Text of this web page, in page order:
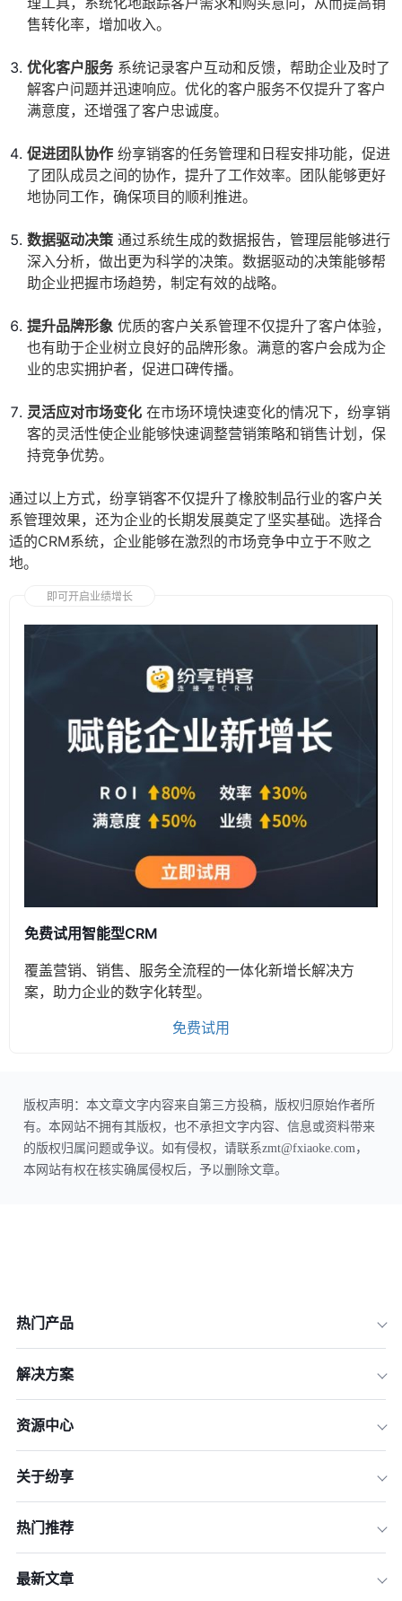
售转化率，增加收入。
优化客户服务 系统记录客户互动和反馈，帮助企业及时了
解客户问题并迅速响应。优化的客户服务不仅提升了客户
满意度，还增强了客户忠诚度。
促进团队协作 纷享销客的任务管理和日程安排功能，促进
了团队成员之间的协作，提升了工作效率。团队能够更好
地协同工作，确保项目的顺利推进。
数据驱动决策通过系统生成的数据报告，管理层能够进行
深入分析，做出更为科学的决策。数据驱动的决策能够帮
助企业把握市场趋势，制定有效的战略。
提升品牌形象 优质的客户关系管理不仅提升了客户体验，
也有助于企业树立良好的品牌形象。满意的客户会成为企
业的忠实拥护者，促进口碑传播。
灵活应对市场变化 在市场环境快速变化的情况下，纷享销
客的灵活性使企业能够快速调整营销策略和销售计划，保
持竞争优势。
通过以上方式，纷享销客不仅提升了橡胶制品行业的客户关
系管理效果，还为企业的长期发展奠定了坚实基础。选择合
适的CRM系统，企业能够在激烈的市场竞争中立于不败之
地。
即可开启业绩增长
免费试用智能型CRM
覆盖营销、销售、服务全流程的一体化新增长解决方
案，助力企业的数字化转型。
免费试用
版权声明：本文章文字内容来自第三方投稿，版权归原始作者所
有。本网站不拥有其版权，也不承担文字内容、信息或资料带来
的版权归属问题或争议。如有侵权，请联系zmt@fxiaoke.com，
本网站有权在核实确属侵权后，予以删除文章。
热门产品
解决方案
资源中心
关于纷享
热门推荐
最新文章